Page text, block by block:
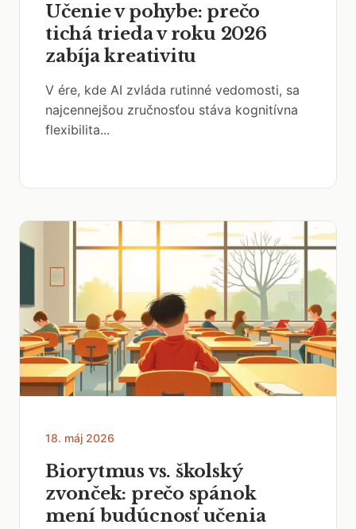
Učenie v pohybe: prečo
tichá trieda v roku 2026
zabíja kreativitu
V ére, kde AI zvláda rutinné vedomosti, sa
najcennejšou zručnosťou stáva kognitívna
flexibilita...
18. máj 2026
Biorytmus vs. školský
zvonček: prečo spánok
mení budúcnosť učenia